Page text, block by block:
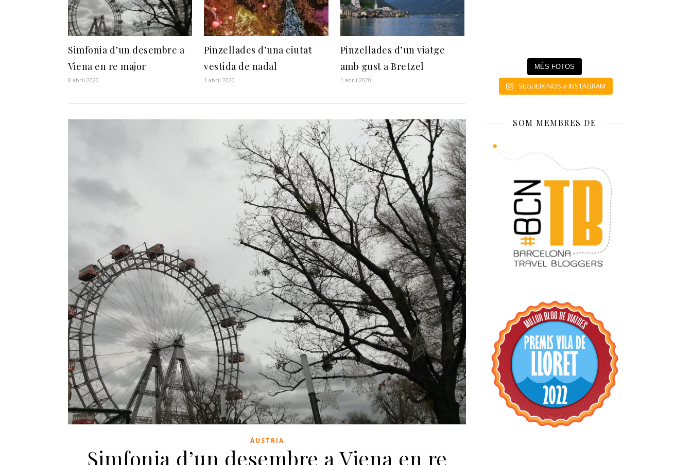
Simfonia d’un desembre a
Viena en re major
8 abril 2020
Pinzellades d’una ciutat
vestida de nadal
1 abril 2020
Pinzellades d’un viatge
amb gust a Bretzel
1 abril 2020
ÀUSTRIA
Simfonia d’un desembre a Viena en re
MÉS FOTOS
SEGUEIX-NOS a INSTAGRAM
SOM MEMBRES DE